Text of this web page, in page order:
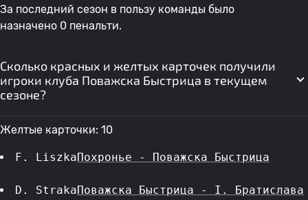
За последний сезон в пользу команды было
назначено 0 пенальти.
Сколько красных и желтых карточек получили
игроки клуба Поважска Быстрица в текущем
сезоне?
Желтые карточки: 10
F. LiszkaПохронье - Поважска Быстрица
D. StrakaПоважска Быстрица - I. Братислава